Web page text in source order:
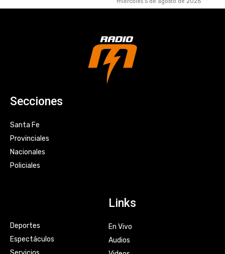
Secciones
Santa Fe
Provinciales
Nacionales
Policiales
Deportes
Espectáculos
Links
En Vivo
Audios